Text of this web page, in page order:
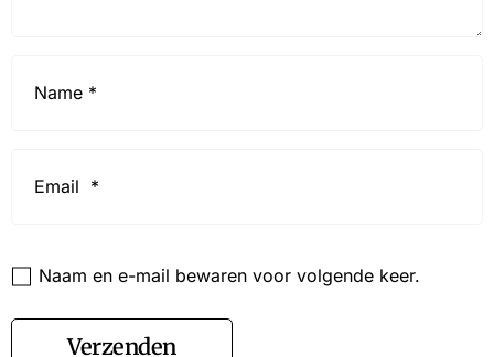
Naam en e-mail bewaren voor volgende keer.
Verzenden